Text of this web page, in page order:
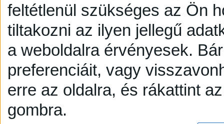
feltétlenül szükséges az Ön
tiltakozni az ilyen jellegű
a weboldalra érvényesek.
preferenciáit, vagy
erre az oldalra, és rákattint
gombra.